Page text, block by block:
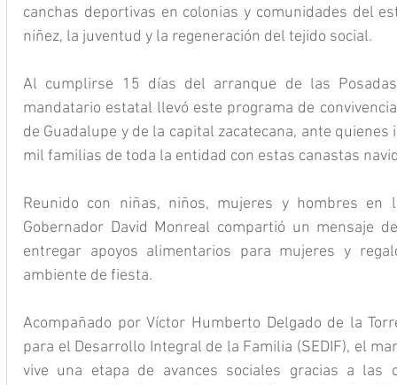
canchas deportivas en colonias y comunidades del
niñez, la juventud y la regeneración del tejido social.
Al cumplirse 15 días del arranque de las
mandatario estatal llevó este programa de
de Guadalupe y de la capital zacatecana, ante
mil familias de toda la entidad con estas canastas
Reunido con niñas, niños, mujeres y hombres en
Gobernador David Monreal compartió un mensaje
entregar apoyos alimentarios para mujeres y
ambiente de fiesta.
Acompañado por Víctor Humberto Delgado de la
para el Desarrollo Integral de la Familia (SEDIF), el
vive una etapa de avances sociales gracias a las